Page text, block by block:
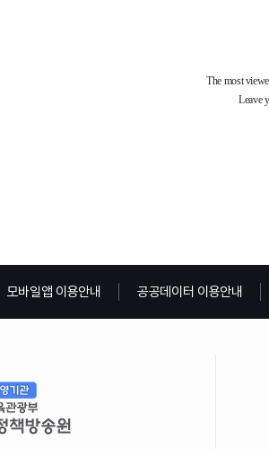
모바일앱 이용안내 공공데이터 이용안내